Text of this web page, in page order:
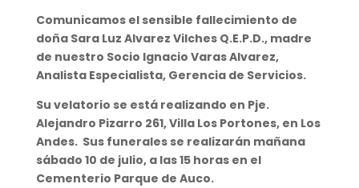
Comunicamos el sensible fallecimiento de
doña Sara Luz Alvarez Vilches Q.E.P.D., madre
de nuestro Socio Ignacio Varas Alvarez,
Analista Especialista, Gerencia de Servicios.
Su velatorio se está realizando en Pje.
Alejandro Pizarro 261, Villa Los Portones, en Los
Andes. Sus funerales se realizarán mañana
sábado 10 de julio, a las 15 horas en el
Cementerio Parque de Auco.